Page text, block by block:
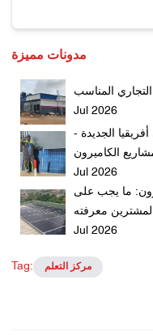
مدونات مميزة
المناسب
Jul 2026
الجديدة -
الكاميرون
Jul 2026
ما يجب على
المشترين معرفته
Jul 2026
Tag: مركز التعلم